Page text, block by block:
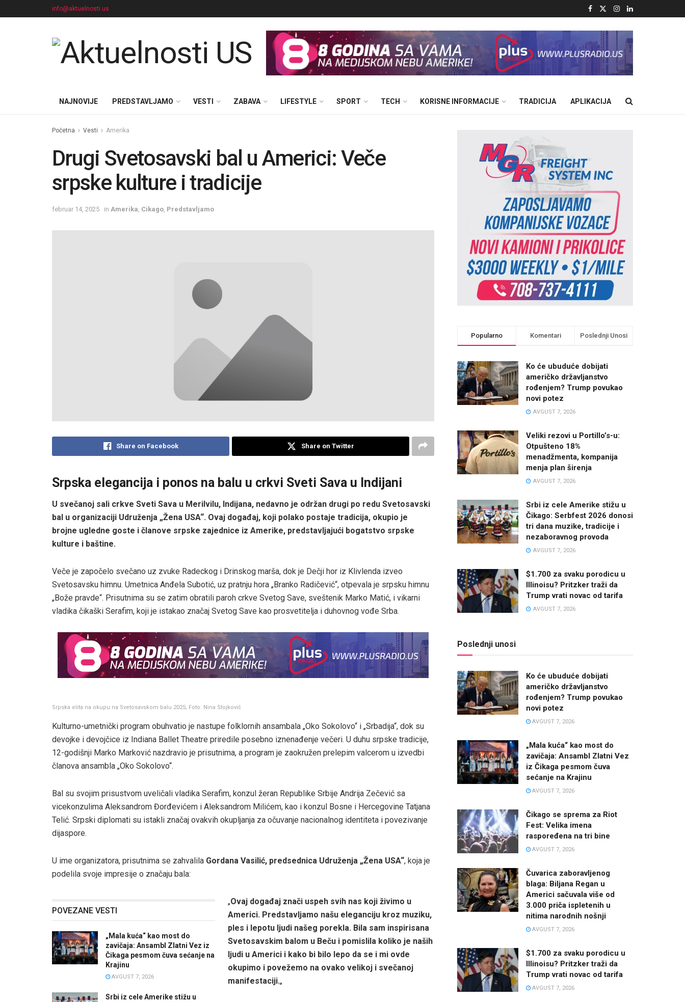
info@aktuelnosti.us
NAJNOVIJE PREDSTAVLJAMO VESTI ZABAVA LIFESTYLE SPORT TECH KORISNE INFORMACIJE TRADICIJA APLIKACIJA
Početna Vesti Amerika
Drugi Svetosavski bal u Americi: Veče
srpske kulture i tradicije
februar 14, 2025 in Amerika Cikago Predstavljamo
Share on Facebook Share on Twitter
Srpska elegancija i ponos na balu u crkvi Sveti Sava u Indijani
U svečanoj sali crkve Sveti Sava u Merilvilu, Indijana, nedavno je održan drugi po redu Svetosavski
bal u organizaciji Udruženja „Žena USA“. Ovaj događaj, koji polako postaje tradicija, okupio je
brojne ugledne goste i članove srpske zajednice iz Amerike, predstavljajući bogatstvo srpske
kulture i baštine.
Veče je započelo svečano uz zvuke Radeckog i Drinskog marša, dok je Dečji hor iz Klivlenda izveo
Svetosavsku himnu. Umetnica Anđela Subotić, uz pratnju hora „Branko Radičević“, otpevala je srpsku himnu
„Bože pravde“. Prisutnima su se zatim obratili paroh crkve Svetog Save, sveštenik Marko Matić, i vikarni
vladika čikaški Serafim, koji je istakao značaj Svetog Save kao prosvetitelja i duhovnog vođe Srba.
Srpska elita na okupu na Svetosavskom balu 2025; Foto: Nina Stojković
Kulturno-umetnički program obuhvatio je nastupe folklornih ansambala „Oko Sokolovo“ i „Srbadija“, dok su
devojke i devojčice iz Indiana Ballet Theatre priredile posebno iznenađenje večeri. U duhu srpske tradicije,
12-godišnji Marko Marković nazdravio je prisutnima, a program je zaokružen prelepim valcerom u izvedbi
članova ansambla „Oko Sokolovo“.
Bal su svojim prisustvom uveličali vladika Serafim, konzul žeran Republike Srbije Andrija Zečević sa
vicekonzulima Aleksandrom Đorđevićem i Aleksandrom Milićem, kao i konzul Bosne i Hercegovine Tatjana
Telić. Srpski diplomati su istakli značaj ovakvih okupljanja za očuvanje nacionalnog identiteta i povezivanje
dijaspore.
U ime organizatora, prisutnima se zahvalila Gordana Vasilić, predsednica Udruženja „Žena USA“, koja je
podelila svoje impresije o značaju bala:
POVEZANE VESTI
„Mala kuća“ kao most do
zavičaja: Ansambl Zlatni Vez iz
Čikaga pesmom čuva sećanje na
Krajinu
AVGUST 7, 2026
Srbi iz cele Amerike stižu u
„Ovaj događaj znači uspeh svih nas koji živimo u
Americi. Predstavljamo našu eleganciju kroz muziku,
ples i lepotu ljudi našeg porekla. Bila sam inspirisana
Svetosavskim balom u Beču i pomislila koliko je naših
ljudi u Americi i kako bi bilo lepo da se i mi ovde
okupimo i povežemo na ovako velikoj i svečanoj
manifestaciji.„
Popularno Komentari Poslednji Unosi
Ko će ubuduće dobijati
američko državljanstvo
rođenjem? Trump povukao
novi potez
AVGUST 7, 2026
Veliki rezovi u Portillo’s-u:
Otpušteno 18%
menadžmenta, kompanija
menja plan širenja
AVGUST 7, 2026
Srbi iz cele Amerike stižu u
Čikago: Serbfest 2026 donosi
tri dana muzike, tradicije i
nezaboravnog provoda
AVGUST 7, 2026
$1.700 za svaku porodicu u
Illinoisu? Pritzker traži da
Trump vrati novac od tarifa
AVGUST 7, 2026
Poslednji unosi
Ko će ubuduće dobijati
američko državljanstvo
rođenjem? Trump povukao
novi potez
AVGUST 7, 2026
„Mala kuća“ kao most do
zavičaja: Ansambl Zlatni Vez
iz Čikaga pesmom čuva
sećanje na Krajinu
AVGUST 7, 2026
Čikago se sprema za Riot
Fest: Velika imena
raspoređena na tri bine
AVGUST 7, 2026
Čuvarica zaboravljenog
blaga: Biljana Regan u
Americi sačuvala više od
3.000 priča ispletenih u
nitima narodnih nošnji
AVGUST 7, 2026
$1.700 za svaku porodicu u
Illinoisu? Pritzker traži da
Trump vrati novac od tarifa
AVGUST 7, 2026